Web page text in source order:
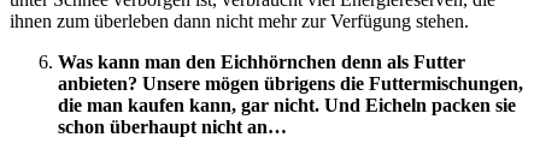
ihnen zum überleben dann nicht mehr zur Verfügung stehen.
Was kann man den Eichhörnchen denn als Futter
anbieten? Unsere mögen übrigens die Futtermischungen,
die man kaufen kann, gar nicht. Und Eicheln packen sie
schon überhaupt nicht an…